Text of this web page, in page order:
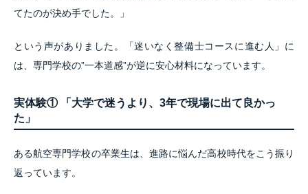
てたのが決め手でした。」
という声がありました。「迷いなく整備士コースに進む人」に
は、専門学校の”一本道感”が逆に安心材料になっています。
実体験① 「大学で迷うより、3年で現場に出て良かっ
た」
ある航空専門学校の卒業生は、進路に悩んだ高校時代をこう振り
返っています。